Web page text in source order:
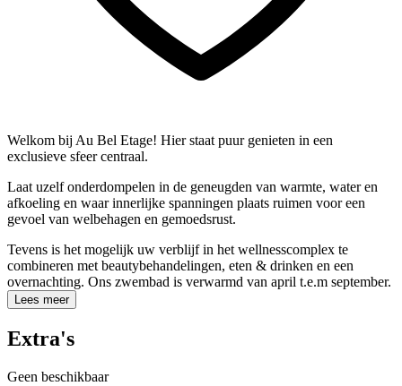
Welkom bij Au Bel Etage! Hier staat puur genieten in een
exclusieve sfeer centraal.
Laat uzelf onderdompelen in de geneugden van warmte, water en
afkoeling en waar innerlijke spanningen plaats ruimen voor een
gevoel van welbehagen en gemoedsrust.
Tevens is het mogelijk uw verblijf in het wellnesscomplex te
combineren met beautybehandelingen, eten & drinken en een
overnachting. Ons zwembad is verwarmd van april t.e.m september.
Lees meer
Extra's
Geen beschikbaar